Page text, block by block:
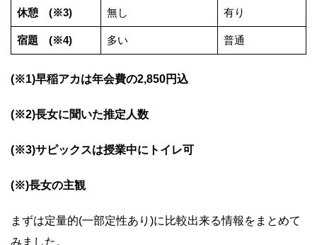
休憩 (※3) 無し 有り
宿題 (※4) 多い 普通
(※1)早稲アカは年会費の2,850円込
(※2)長女に聞いた推定人数
(※3)サピックスは授業中にトイレ可
(※)長女の主観
まずは定量的(一部定性あり)に比較出来る情報をまとめて
みました。